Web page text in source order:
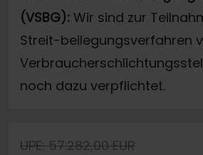
(VSBG): Wir sind zur
Streit-beilegungsverfahren
noch dazu verpflichtet.
UPE: 57.282,00 EUR